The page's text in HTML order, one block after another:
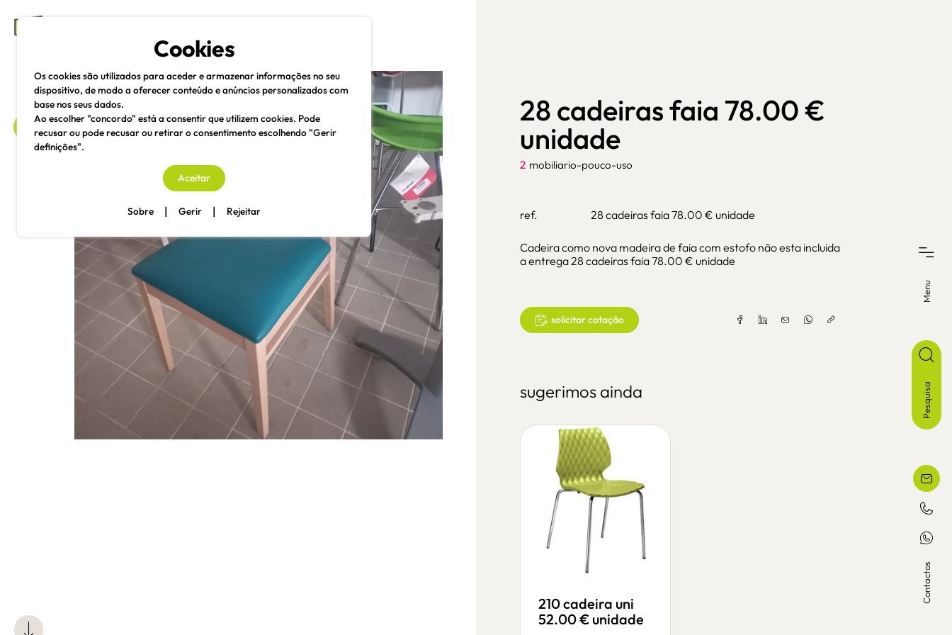
28 cadeiras faia 78.00 €
unidade
2 mobiliario-pouco-uso
ref. 28 cadeiras faia 78.00 € unidade
Cadeira como nova madeira de faia com estofo não esta incluida
a entrega 28 cadeiras faia 78.00 € unidade
solicitar cotação
sugerimos ainda
210 cadeira uni
52.00 € unidade
Menu
Pesquisa
Contactos
Cookies
Os cookies são utilizados para aceder e armazenar informações no seu
dispositivo, de modo a oferecer conteúdo e anúncios personalizados com
base nos seus dados.
Ao escolher "concordo" está a consentir que utilizem cookies. Pode
recusar ou pode recusar ou retirar o consentimento escolhendo "Gerir
definições".
Aceitar
Sobre | Gerir | Rejeitar